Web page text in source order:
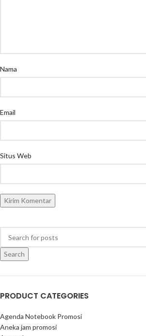
Nama
Email
Situs Web
Search
PRODUCT CATEGORIES
Agenda Notebook Promosi
Aneka jam promosi